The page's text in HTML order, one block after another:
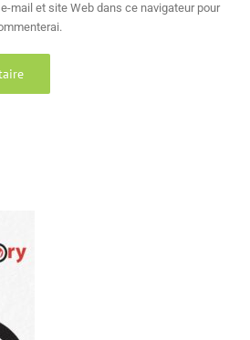
mail et site Web dans ce navigateur pour